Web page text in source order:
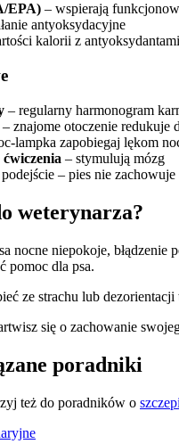
EPA) – wspierają
antyoksydacyjne
kalorii z antyoksydantami
– regularny harmonogram
– znajome otoczenie redukuje
lampka zapobiegaj lękom
– stymulują mózg
– pies nie
weterynarza?
nocne niepokoje,
pomoc dla psa.
ze strachu lub
się o zachowanie
poradniki
też do poradników o